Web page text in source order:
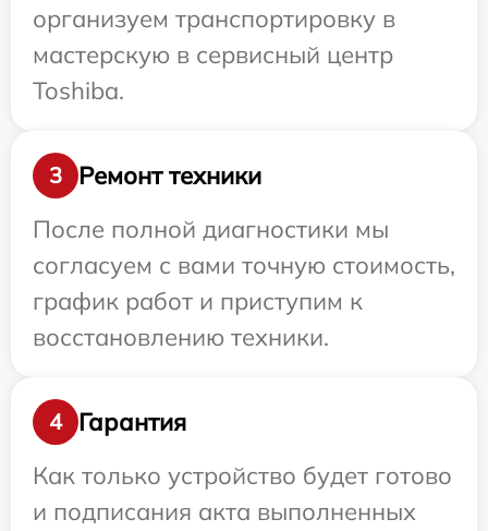
организуем транспортировку в
мастерскую в сервисный центр
Toshiba.
3
Ремонт техники
После полной диагностики мы
согласуем с вами точную стоимость,
график работ и приступим к
восстановлению техники.
4
Гарантия
Как только устройство будет готово
и подписания акта выполненных